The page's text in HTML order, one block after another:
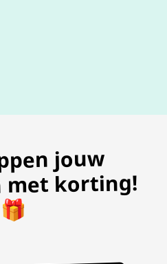
jouw
met korting!
🎁